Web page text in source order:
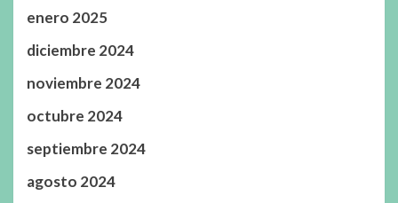
enero 2025
diciembre 2024
noviembre 2024
octubre 2024
septiembre 2024
agosto 2024